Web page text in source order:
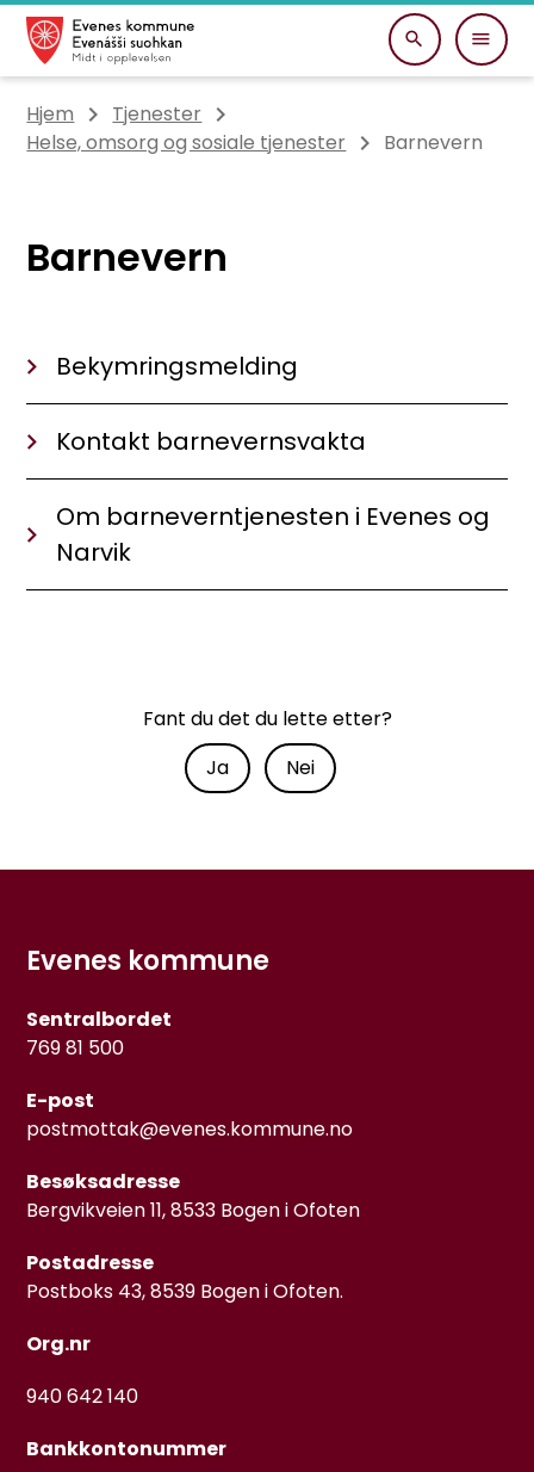
Evenes kommune
Du er her:
Hjem
Tjenester
Helse, omsorg og sosiale tjenester
Barnevern
Barnevern
Bekymringsmelding
Kontakt barnevernsvakta
Om barneverntjenesten i Evenes og
Narvik
Fant du det du lette etter?
Ja
Nei
Evenes kommune
Sentralbordet
769 81 500
E-post
postmottak@evenes.kommune.no
Besøksadresse
Bergvikveien 11, 8533 Bogen i Ofoten
Postadresse
Postboks 43, 8539 Bogen i Ofoten.
Org.nr
940 642 140
Bankkontonummer